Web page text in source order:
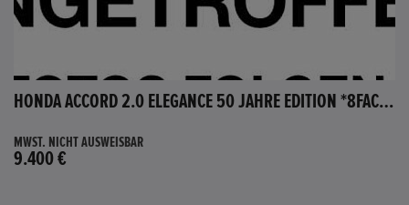
HONDA ACCORD 2.0 ELEGANCE 50 JAHRE EDITION *8FACH BEREIFT*
MWST. NICHT AUSWEISBAR
9.400 €